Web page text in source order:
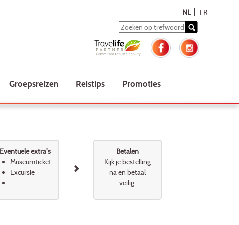
NL FR
Groepsreizen Reistips Promoties
Eventuele extra's
Museumticket
Excursie
Betalen
Kijk je bestelling
na en betaal
veilig.